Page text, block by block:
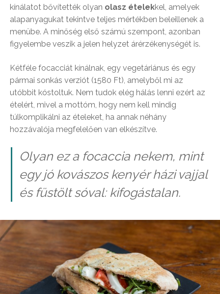
kínálatot bővítették olyan olasz ételekkel, amelyek
alapanyagukat tekintve teljes mértékben beleillenek a
menübe. A minőség első számú szempont, azonban
figyelembe veszik a jelen helyzet árérzékenységét is.
Kétféle focacciát kínálnak, egy vegetáriánus és egy
pármai sonkás verziót (1580 Ft), amelyből mi az
utóbbit kóstoltuk. Nem tudok elég hálás lenni ezért az
ételért, mivel a mottóm, hogy nem kell mindig
túlkomplikálni az ételeket, ha annak néhány
hozzávalója megfelelően van elkészítve.
Olyan ez a focaccia nekem, mint
egy jó kovászos kenyér házi vajjal
és füstölt sóval: kifogástalan.